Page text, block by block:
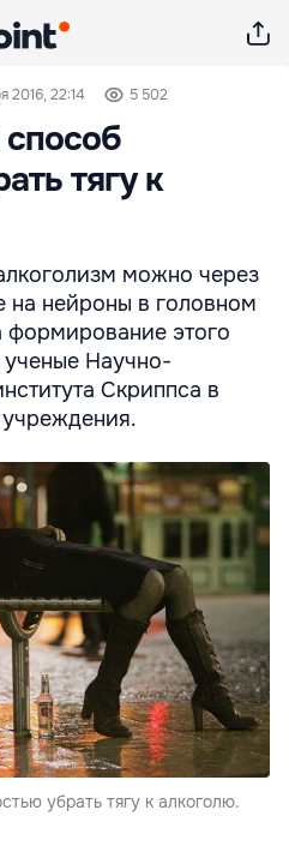
2016, 22:14 5 502
тягу к
можно через
на нейроны в головном
формирование этого
ученые Научно-
Скриппса в
убрать тягу к алкоголю.